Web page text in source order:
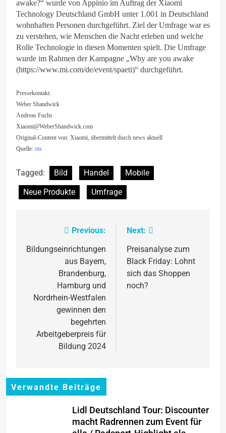
awake?“ wurde von Appinio im Auftrag der Xiaomi
Technology Deutschland GmbH unter 1.001 in Deutschland
wohnhaften Personen durchgeführt. Ziel der Umfrage war es
zu verstehen, wie Menschen die Nacht erleben und welche
Rolle Technologie in diesen Momenten spielt. Die Umfrage
wurde im Rahmen der Kampagne „Why are you awake
(https://www.mi.com/de/event/spaeti)“ durchgeführt.
Pressekontakt:
Weber Shandwick
Andreas Fuchs
Xiaomi@WeberShandwick.com
Original-Content von: Xiaomi, übermittelt durch news aktuell
Quelle: ots
Tagged: Bild Handel
Mobile
Neue Produkte
Umfrage
Beitragsnavigation
Previous:
Bildungseinrichtungen
aus Bayern,
Brandenburg,
Hamburg und
Nordrhein-Westfalen
gewinnen den
begehrten
Arbeitgeberpreis für
Bildung 2024
Next:
Preisanalyse zum
Black Friday: Lohnt
sich das Shoppen
noch?
Verwandte Beiträge
Lidl Deutschland Tour: Discounter
macht Radrennen zum Event für